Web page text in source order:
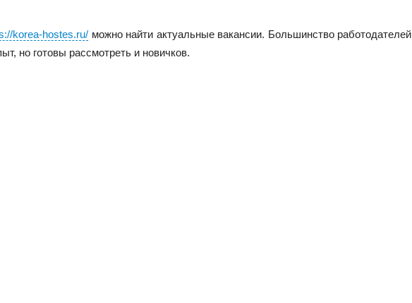
korea-hostes.ru/ можно найти актуальные вакансии. Большинство работодателей
но готовы рассмотреть и новичков.